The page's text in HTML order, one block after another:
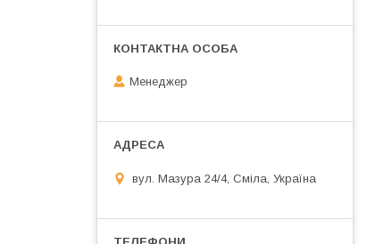
Менеджер
вул. Мазура 24/4, Сміла, Україна